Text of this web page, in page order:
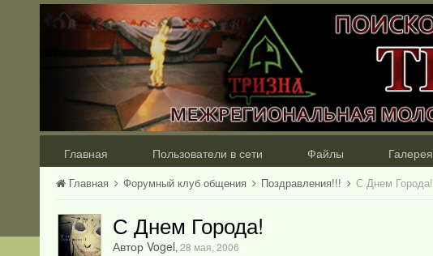
Главная Пользователи в сети Файлы Галерея
Главная Форумный клуб общения Поздравления!!! С Днем Города!
С Днем Города!
Автор Vogel, 28 мая, 2006